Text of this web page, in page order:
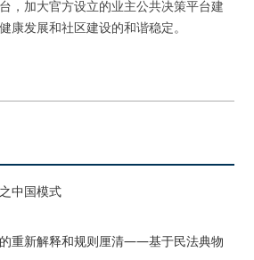
，加大官方设立的业主公共决策平台建
康发展和社区建设的和谐稳定。
中国模式
重新解释和规则厘清——基于民法典物